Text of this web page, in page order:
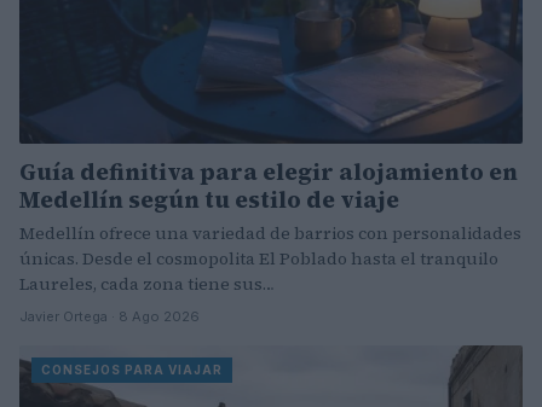
Guía definitiva para elegir alojamiento en
Medellín según tu estilo de viaje
Medellín ofrece una variedad de barrios con personalidades
únicas. Desde el cosmopolita El Poblado hasta el tranquilo
Laureles, cada zona tiene sus…
Javier Ortega · 8 Ago 2026
CONSEJOS PARA VIAJAR